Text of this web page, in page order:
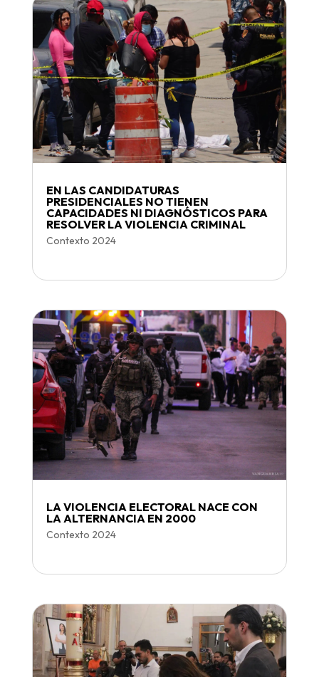
EN LAS CANDIDATURAS
PRESIDENCIALES NO TIENEN
CAPACIDADES NI DIAGNÓSTICOS PARA
RESOLVER LA VIOLENCIA CRIMINAL
Contexto 2024
LA VIOLENCIA ELECTORAL NACE CON
LA ALTERNANCIA EN 2000
Contexto 2024